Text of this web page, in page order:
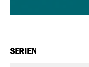
SERIEN